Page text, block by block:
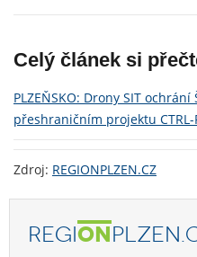
Celý článek si
PLZEŇSKO: Drony SIT
přeshraničním projektu CTRL-
Zdroj: REGIONPLZEN.CZ
REGION